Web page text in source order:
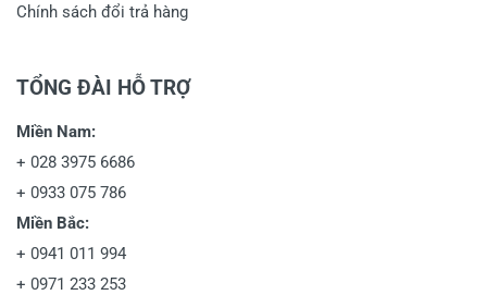
Chính sách đổi trả hàng
TỔNG ĐÀI HỖ TRỢ
Miền Nam:
+ 028 3975 6686
+ 0933 075 786
Miền Bắc:
+ 0941 011 994
+ 0971 233 253